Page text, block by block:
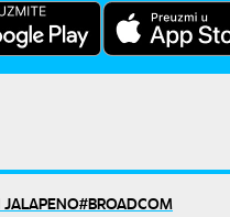
BROADCOM